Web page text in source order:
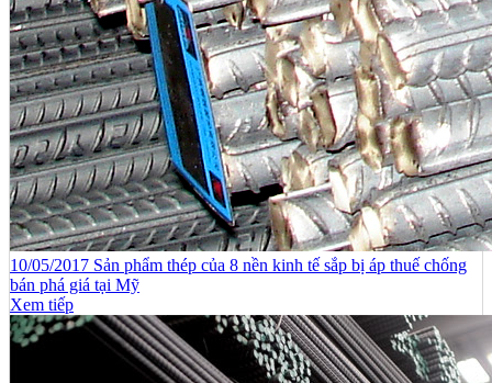
10/05/2017 Sản phẩm thép của 8 nền kinh tế sắp bị áp thuế chống
bán phá giá tại Mỹ
Xem tiếp